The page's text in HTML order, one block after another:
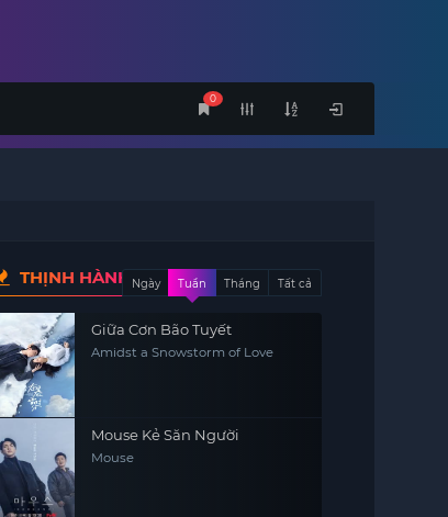
0
THỊNH HÀNHNgày Tuần Tháng Tất cả
Giữa Cơn Bão Tuyết
Amidst a Snowstorm of Love
Mouse Kẻ Săn Người
Mouse